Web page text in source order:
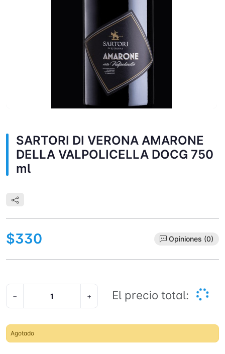
SARTORI DI VERONA AMARONE
DELLA VALPOLICELLA DOCG 750
ml
$330 Opiniones (0)
− + El precio total:
Agotado